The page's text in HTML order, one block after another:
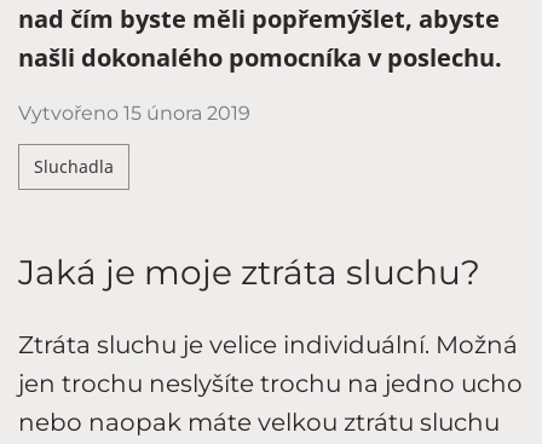
nad čím byste měli popřemýšlet, abyste
našli dokonalého pomocníka v poslechu.
Vytvořeno 15 února 2019
Sluchadla
Jaká je moje ztráta sluchu?
Ztráta sluchu je velice individuální. Možná
jen trochu neslyšíte trochu na jedno ucho
nebo naopak máte velkou ztrátu sluchu